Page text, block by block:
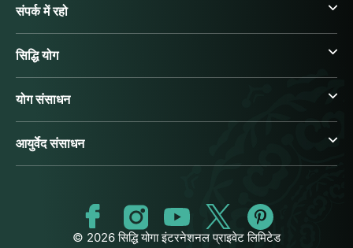
संपर्क में रहो
सिद्धि योग
योग संसाधन
आयुर्वेद संसाधन
© 2026 सिद्धि योगा इंटरनेशनल प्राइवेट लिमिटेड